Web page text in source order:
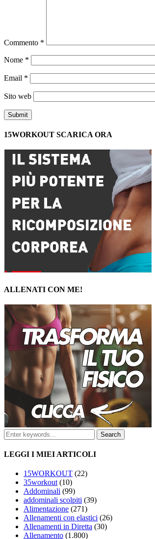
Commento *
Nome *
Email *
Sito web
15WORKOUT SCARICA ORA
ALLENATI CON ME!
LEGGI I MIEI ARTICOLI
15WORKOUT (22)
35workout (10)
Addominali (99)
addominali scolpiti (39)
Alimentazione (271)
Allenamenti con elastici (26)
Allenamenti in Diretta (30)
Allenamento (1.800)